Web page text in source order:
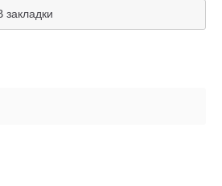
закладки